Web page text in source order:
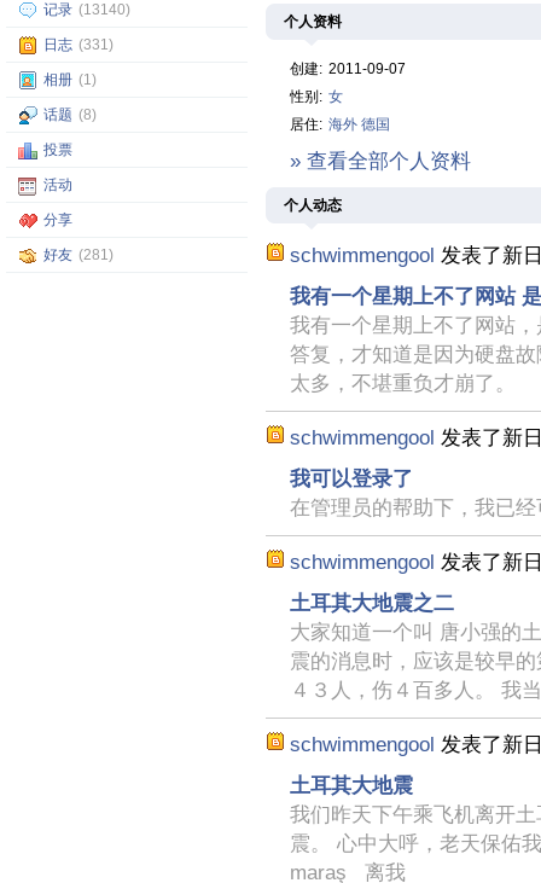
记录 (13140)
日志 (331)
相册 (1)
话题 (8)
投票
活动
分享
好友 (281)
个人资料
创建: 2011-09-07
性别: 女
居住: 海外 德国
» 查看全部个人资料
个人动态
schwimmengool 发表了新
我有一个星期上不了网站
我有一个星期上不了网站
答复，才知道是因为硬盘
太多，不堪重负才崩了。
schwimmengool 发表了新
我可以登录了
在管理员的帮助下，我已
schwimmengool 发表了新
土耳其大地震之二
大家知道一个叫 唐小强的
震的消息时，应该是较早
４３人，伤４百多人。 我
schwimmengool 发表了新
土耳其大地震
我们昨天下午乘飞机离开
震。 心中大呼，老天保佑
maraş 离我